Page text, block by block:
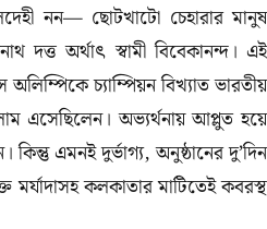
নন— ছোটখাটো চেহারার মানুষ
দত্ত অর্থাৎ স্বামী বিবেকানন্দ। এই
চ্যাম্পিয়ন বিখ্যাত ভারতীয়
এসেছিলেন। অভ্যর্থনায় আপ্লুত হয়ে
কিন্তু এমনই দুর্ভাগ্য, অনুষ্ঠানের দু’দিন
মর্যাদাসহ কলকাতার মাটিতেই কবরস্থ